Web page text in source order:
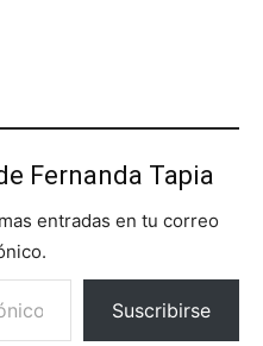
Fernanda Tapia
entradas en tu correo
Suscribirse